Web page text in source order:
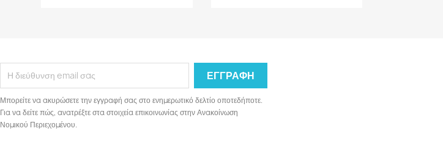
Μπορείτε να ακυρώσετε την εγγραφή σας στο ενημερωτικό δελτίο οποτεδήποτε.
Για να δείτε πώς, ανατρέξτε στα στοιχεία επικοινωνίας στην Ανακοίνωση
Νομικού Περιεχομένου.